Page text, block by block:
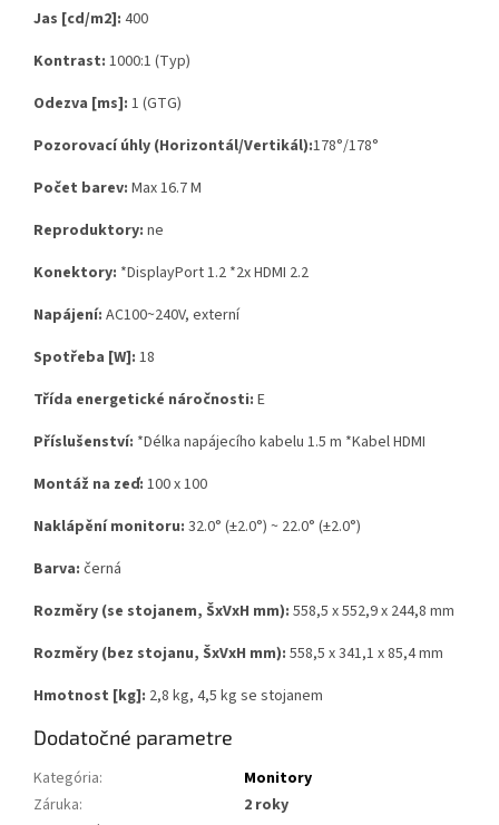
Jas [cd/m2]: 400
Kontrast: 1000:1 (Typ)
Odezva [ms]: 1 (GTG)
Pozorovací úhly (Horizontál/Vertikál):178°/178°
Počet barev: Max 16.7 M
Reproduktory: ne
Konektory: *DisplayPort 1.2 *2x HDMI 2.2
Napájení: AC100~240V, externí
Spotřeba [W]: 18
Třída energetické náročnosti: E
Příslušenství: *Délka napájecího kabelu 1.5 m *Kabel HDMI
Montáž na zeď: 100 x 100
Naklápění monitoru: 32.0° (±2.0°) ~ 22.0° (±2.0°)
Barva: černá
Rozměry (se stojanem, ŠxVxH mm): 558,5 x 552,9 x 244,8 mm
Rozměry (bez stojanu, ŠxVxH mm): 558,5 x 341,1 x 85,4 mm
Hmotnost [kg]: 2,8 kg, 4,5 kg se stojanem
Dodatočné parametre
Kategória:
Monitory
Záruka:
2 roky